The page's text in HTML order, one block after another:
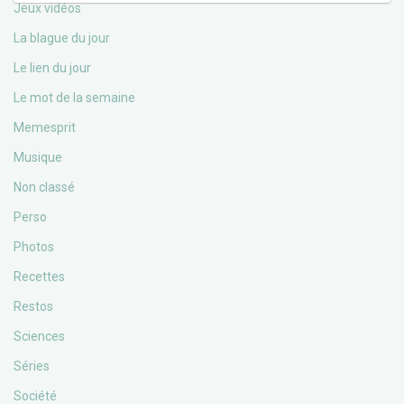
Jeux vidéos
La blague du jour
Le lien du jour
Le mot de la semaine
Memesprit
Musique
Non classé
Perso
Photos
Recettes
Restos
Sciences
Séries
Société